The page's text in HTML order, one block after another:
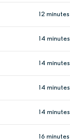
12 minutes
14 minutes
14 minutes
14 minutes
14 minutes
16 minutes